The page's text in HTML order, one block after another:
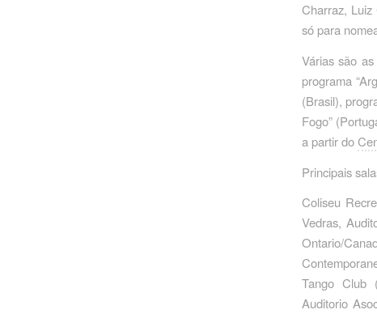
Charraz, Luiz
só para
Várias são
programa
(Brasil),
Fogo”
a partir do
Principais
Coliseu
Vedras,
Ontario/
Tango Club
Auditorio